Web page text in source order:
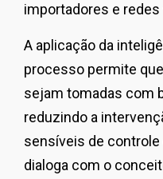
importadores e
A aplicação da
processo permite
sejam tomadas com
reduzindo a
sensíveis de controle
dialoga com o